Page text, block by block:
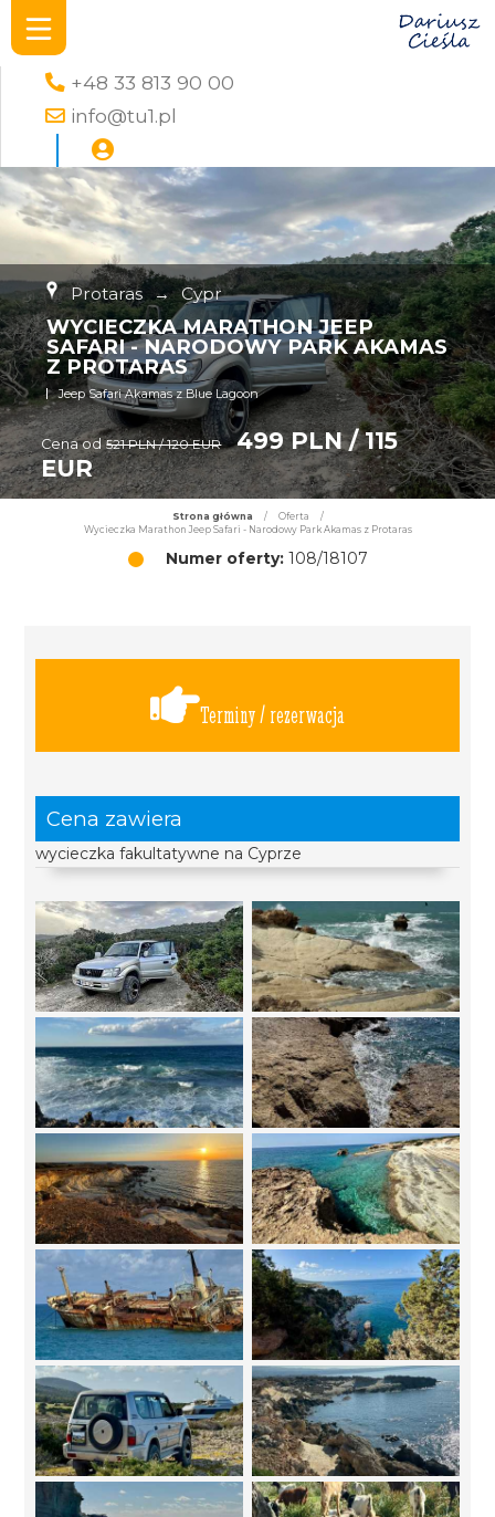
+48 33 813 90 00
info@tu1.pl
Protaras → Cypr
WYCIECZKA MARATHON JEEP
SAFARI - NARODOWY PARK AKAMAS
Z PROTARAS
Jeep Safari Akamas z Blue Lagoon
Cena od 521 PLN / 120 EUR
499 PLN / 115
EUR
Strona główna / Oferta
/
Wycieczka Marathon Jeep Safari - Narodowy Park Akamas z Protaras
Numer oferty:108/18107
Terminy / rezerwacja
Cena zawiera
wycieczka fakultatywne na Cyprze